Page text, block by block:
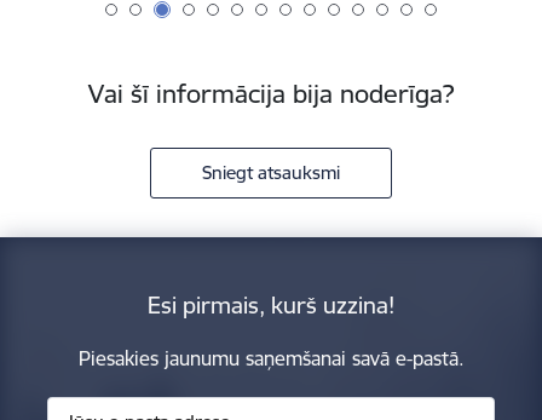
Vai šī informācija bija noderīga?
Sniegt atsauksmi
Esi pirmais, kurš uzzina!
Piesakies jaunumu saņemšanai savā e-pastā.